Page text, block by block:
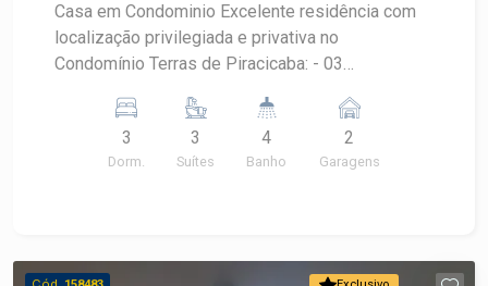
Casa em Condominio Excelente residência com
localização privilegiada e privativa no
Condomínio Terras de Piracicaba: - 03
Lavabo; - Escritório; - Sala de tv; - Cozinhas
repletas de armários; - Sala de jantar; -
Lavanderia; - Despensa; - Piscina; - Sala de
Neto.
3
Dorm.
3
Suítes
4
Banho
2
Garagens